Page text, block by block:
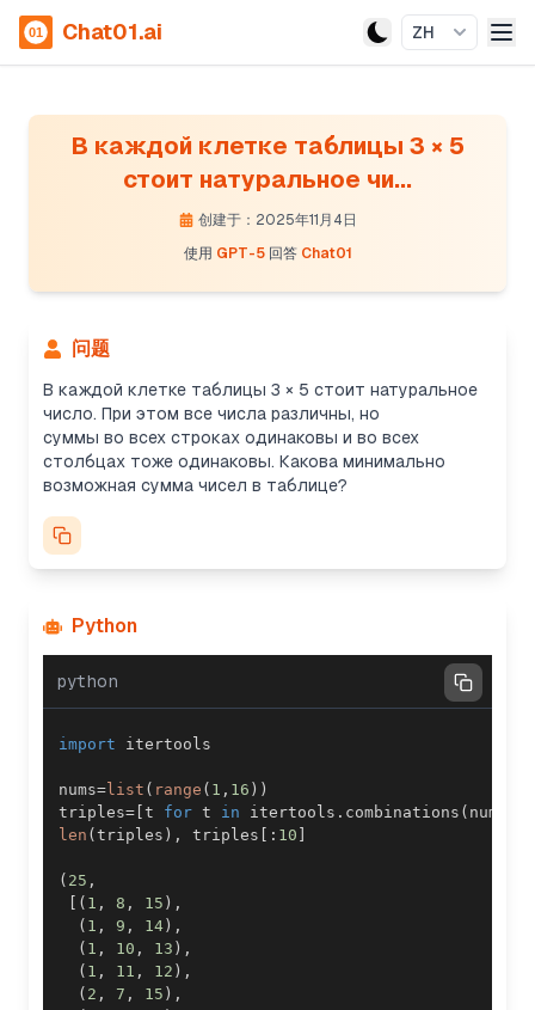
Chat01.ai ZH
В каждой клетке таблицы 3 × 5
стоит натуральное чи...
创建于：2025年11月4日
使用 GPT-5 回答 Chat01
问题
В каждой клетке таблицы 3 × 5 стоит натуральное
число. При этом все числа различны, но
суммы во всех строках одинаковы и во всех
столбцах тоже одинаковы. Какова минимально
возможная сумма чисел в таблице?
Python
python
import
nums=list ( range ( 1 , 16 ) )
triples= [t for t in itertools . combinations ( nums
len (triples ) , triples [ : 10 ]
( 25 ,
[ ( 1 , 8 , 15 ) ,
( 1 , 9 , 14) ,
( 1 , 10 , 13 ) ,
( 1 , 11 , 12 ) ,
( 2 , 7 , 15 ) ,